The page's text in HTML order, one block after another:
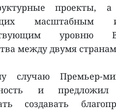
проекты,
масштабным
уровню
между двумя
случаю Премьер-
и предложил
создавать